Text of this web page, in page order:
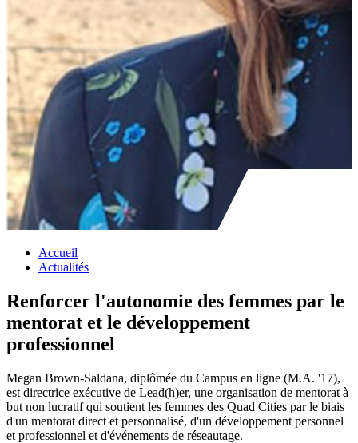
Accueil
Actualités
Renforcer l'autonomie des femmes par le
mentorat et le développement
professionnel
Megan Brown-Saldana, diplômée du Campus en ligne (M.A. '17),
est directrice exécutive de Lead(h)er, une organisation de mentorat à
but non lucratif qui soutient les femmes des Quad Cities par le biais
d'un mentorat direct et personnalisé, d'un développement personnel
et professionnel et d'événements de réseautage.